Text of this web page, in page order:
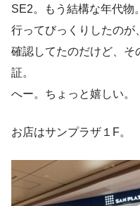
SE2。もう結構な年代物。
行ってびっくりしたのが
確認してたのだけど、そ
証。
へー。ちょっと嬉しい。
お店はサンプラザ１F。